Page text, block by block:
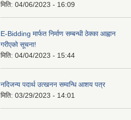
मिति: 04/06/2023 - 16:09
E-Bidding मार्फत निर्माण सम्बन्धी ठेक्का आह्वान
गरीएको सूचना!
मिति: 04/04/2023 - 15:44
नदिजन्य पदार्थ उत्खनन सम्वन्धि आशय पत्र
मिति: 03/29/2023 - 14:01